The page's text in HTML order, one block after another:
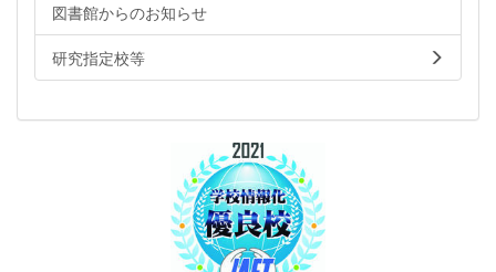
図書館からのお知らせ
研究指定校等